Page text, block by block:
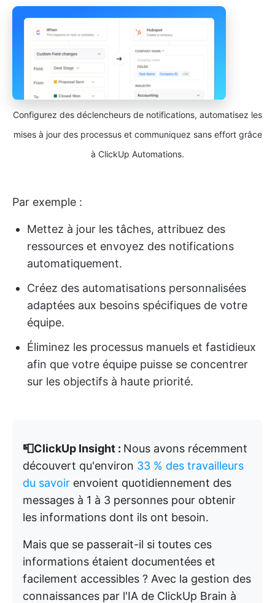
Configurez des déclencheurs de notifications, automatisez les
mises à jour des processus et communiquez sans effort grâce
à ClickUp Automations.
Par exemple :
Mettez à jour les tâches, attribuez des
ressources et envoyez des notifications
automatiquement.
Créez des automatisations personnalisées
adaptées aux besoins spécifiques de votre
équipe.
Éliminez les processus manuels et fastidieux
afin que votre équipe puisse se concentrer
sur les objectifs à haute priorité.
📮ClickUp Insight : Nous avons récemment
découvert qu'environ 33 % des travailleurs
du savoir envoient quotidiennement des
messages à 1 à 3 personnes pour obtenir
les informations dont ils ont besoin.
Mais que se passerait-il si toutes ces
informations étaient documentées et
facilement accessibles ? Avec la gestion des
connaissances par l'IA de ClickUp Brain à